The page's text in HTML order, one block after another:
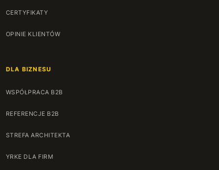
CERTYFIKATY
OPINIE KLIENTÓW
DLA BIZNESU
WSPÓŁPRACA B2B
REFERENCJE B2B
STREFA ARCHITEKTA
YRKE DLA FIRM